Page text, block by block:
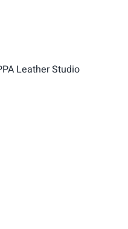
Leather Studio